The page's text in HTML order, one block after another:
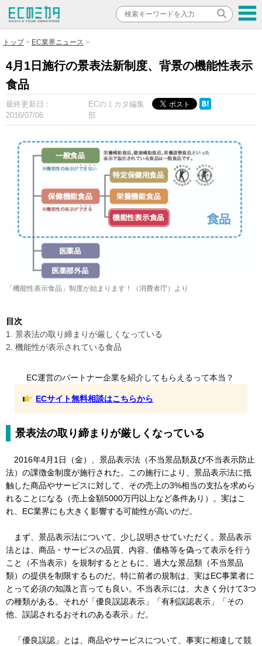
トップ EC業界ニュース
4月1日施行の景表法新制度、背景の機能性表示
食品
最終更新日：
2016/07/06
ECのミカタ編集
部
「機能性表示食品」制度が始まります！（消費者庁）より
目次
1. 景表法の取り締まりが厳しくなっている
2. 機能性が表示されている食品
EC運営のパートナー企業を紹介してもらえるって本当？
ECサイト無料相談はこちらから
景表法の取り締まりが厳しくなっている
2016年4月1日（金）、景品表示法（不当景品類及び不当表示防止
法）の課徴金制度が施行された。この施行により、景品表示法に抵
触した商品やサービスに対して、その売上の3%相当の支払を求めら
れることになる（売上金額5000万円以上など条件あり）。実はこ
れ、EC業界にも大きく影響する可能性が高いのだ。
まず、景品表示法について、少し説明させていただく。景品表示
法とは、商品・サービスの品質、内容、価格等を偽って表示を行う
こと（不当表示）を規制するとともに、過大な景品類（不当景品
類）の提供を制限するものだ。特に前者の規制は、実はEC事業者に
とって必須の知識と言っても良い。不当表示には、大きく分けて3つ
の種類がある。それが「優良誤認表示」「有利誤認表示」「その
他、誤認されるおそれのある表示」だ。
「優良誤認」とは、商品やサービスについて、事実に相違して競